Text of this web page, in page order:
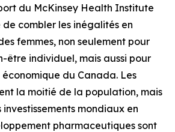
du McKinsey Health Institute
de combler les inégalités en
femmes, non seulement pour
être individuel, mais aussi pour
du Canada. Les
la moitié de la population, mais
investissements mondiaux en
pharmaceutiques sont